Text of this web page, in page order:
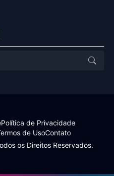
os Direitos Reservados.
Política de Privacidade
de UsoContato